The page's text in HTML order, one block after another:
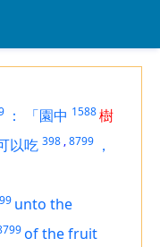
： 「園中 1588樹
以吃 398 ,8799 ，
unto the
of the fruit